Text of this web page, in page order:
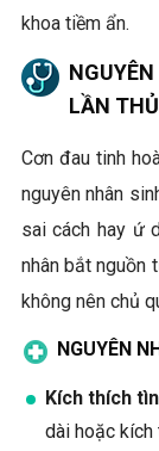
khoa tiềm ẩn.
LẦN
Cơn đau tinh
nguyên nhân
sai cách hay ứ
nhân bắt nguồn
không nên chủ
NGUYÊN
Kích thích
dài hoặc kích